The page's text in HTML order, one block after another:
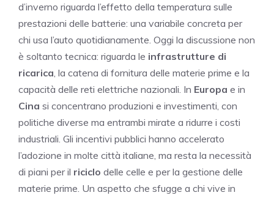
d’inverno riguarda l’effetto della temperatura sulle
prestazioni delle batterie: una variabile concreta per
chi usa l’auto quotidianamente. Oggi la discussione non
è soltanto tecnica: riguarda le infrastrutture di
ricarica, la catena di fornitura delle materie prime e la
capacità delle reti elettriche nazionali. In Europa e in
Cina si concentrano produzioni e investimenti, con
politiche diverse ma entrambi mirate a ridurre i costi
industriali. Gli incentivi pubblici hanno accelerato
l’adozione in molte città italiane, ma resta la necessità
di piani per il riciclo delle celle e per la gestione delle
materie prime. Un aspetto che sfugge a chi vive in